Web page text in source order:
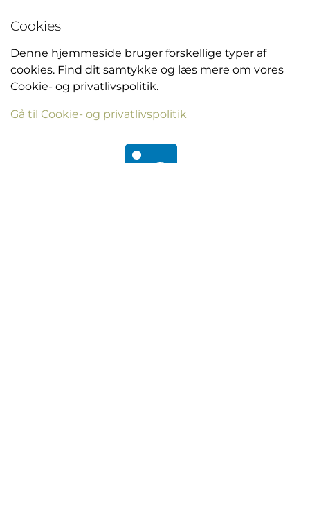
Cookies
Denne hjemmeside bruger forskellige typer af
cookies. Find dit samtykke og læs mere om vores
Cookie- og privatlivspolitik.
Gå til Cookie- og privatlivspolitik